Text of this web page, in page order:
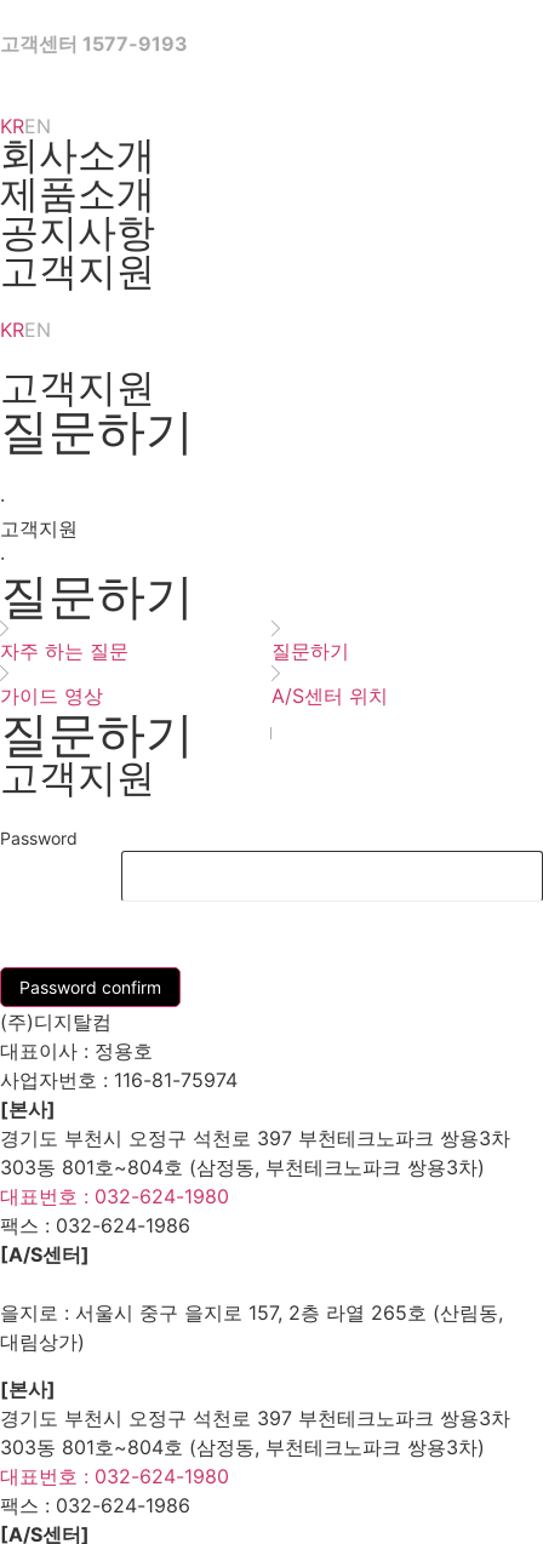
to
고객센터 1577-9193
KREN
회사소개
제품소개
공지사항
고객지원
KREN
고객지원
질문하기
·
고객지원
·
질문하기
자주 하는 질문
질문하기
가이드 영상
A/S센터 위치
질문하기
고객지원
Password
Password confirm
(주)디지탈컴
대표이사 : 정용호
사업자번호 : 116-81-75974
[본사]
경기도 부천시 오정구 석천로 397 부천테크노파크 쌍용3차
303동 801호~804호 (삼정동, 부천테크노파크 쌍용3차)
대표번호 : 032-624-1980
팩스 : 032-624-1986
[A/S센터]
을지로 : 서울시 중구 을지로 157, 2층 라열 265호 (산림동,
대림상가)
[본사]
경기도 부천시 오정구 석천로 397 부천테크노파크 쌍용3차
303동 801호~804호 (삼정동, 부천테크노파크 쌍용3차)
대표번호 : 032-624-1980
팩스 : 032-624-1986
[A/S센터]